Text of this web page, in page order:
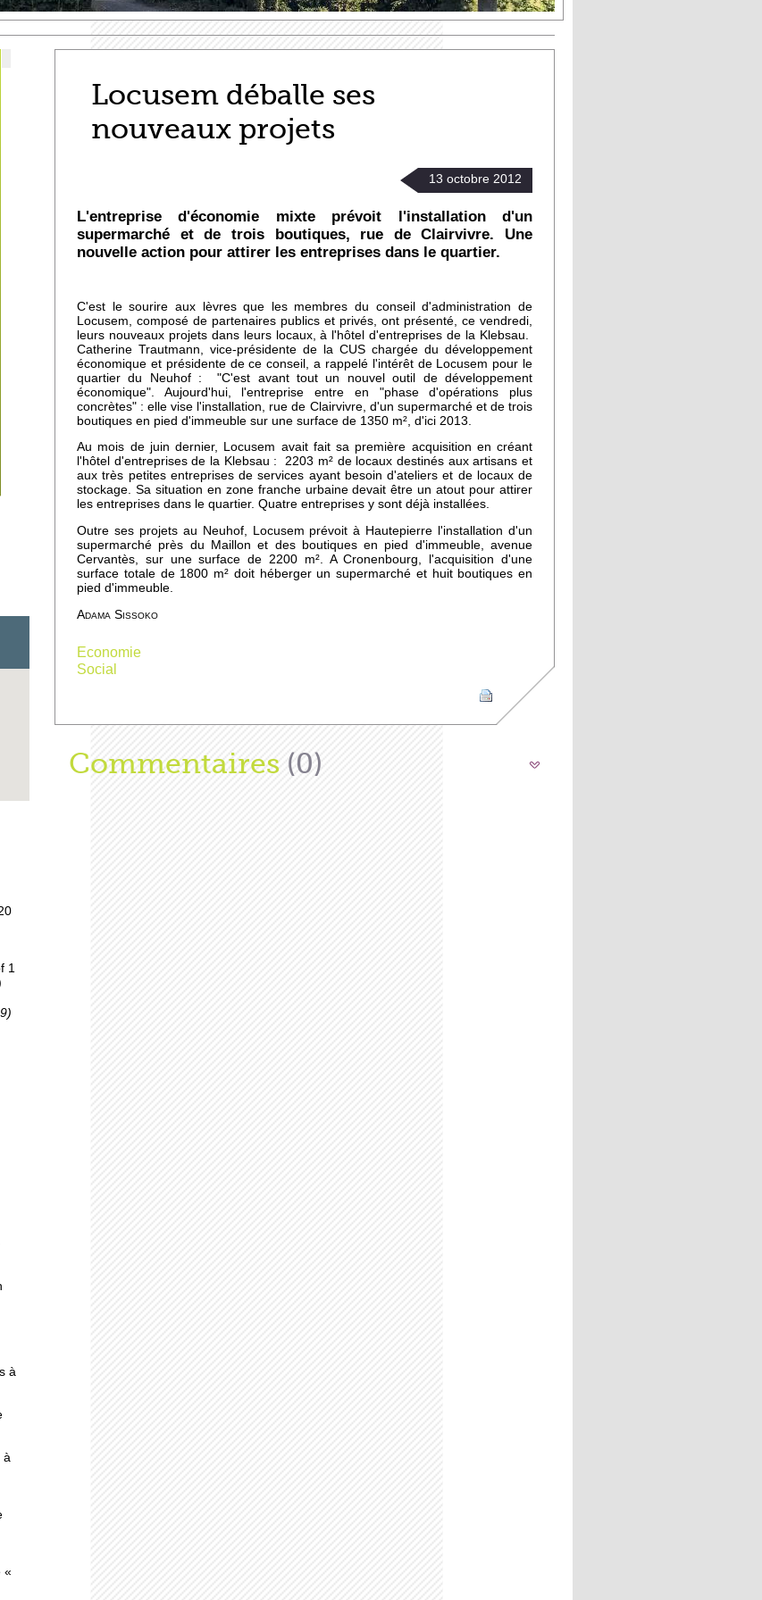
1
à
à
«
Locusem déballe ses
nouveaux projets
13 octobre 2012
L'entreprise d'économie mixte prévoit l'installation d'un
supermarché et de trois boutiques, rue de Clairvivre. Une
nouvelle action pour attirer les entreprises dans le quartier.
C'est le sourire aux lèvres que les membres du conseil d'administration de
Locusem, composé de partenaires publics et privés, ont présenté, ce vendredi,
leurs nouveaux projets dans leurs locaux, à l'hôtel d'entreprises de la Klebsau.
Catherine Trautmann, vice-présidente de la CUS chargée du développement
économique et présidente de ce conseil, a rappelé l'intérêt de Locusem pour le
quartier du Neuhof : "C'est avant tout un nouvel outil de développement
économique". Aujourd'hui, l'entreprise entre en "phase d'opérations plus
concrètes" : elle vise l'installation, rue de Clairvivre, d'un supermarché et de trois
boutiques en pied d'immeuble sur une surface de 1350 m² , d'ici 2013.
Au mois de juin dernier, Locusem avait fait sa première acquisition en créant
l'hôtel d'entreprises de la Klebsau : 2203 m² de locaux destinés aux artisans et
aux très petites entreprises de services ayant besoin d'ateliers et de locaux de
stockage. Sa situation en zone franche urbaine devait être un atout pour attirer
les entreprises dans le quartier. Quatre entreprises y sont déjà installées.
Outre ses projets au Neuhof, Locusem prévoit à Hautepierre l'installation d'un
supermarché près du Maillon et des boutiques en pied d'immeuble, avenue
Cervantès, sur une surface de 2200 m². A Cronenbourg, l'acquisition d'une
surface totale de 1800 m² doit héberger un supermarché et huit boutiques en
pied d'immeuble.
Adama Sissoko
Economie
Social
Afficher
Commentaires (0)